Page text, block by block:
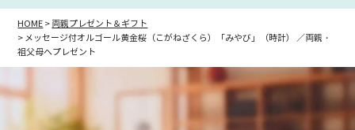
HOME
両親プレゼント＆ギフト
メッセージ付オルゴール黄金桜（こがねざくら）「みやび」（時計） ／両親・
祖父母へプレゼント